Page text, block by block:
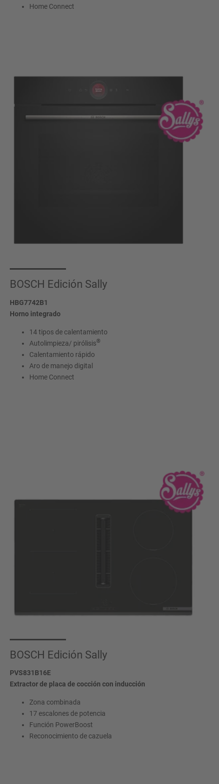
Home Connect
BOSCH Edición Sally
HBG7742B1
Horno integrado
14 tipos de calentamiento
Autolimpieza/ pirólisis®
Calentamiento rápido
Aro de manejo digital
Home Connect
BOSCH Edición Sally
PVS831B16E
Extractor de placa de cocción con inducción
Zona combinada
17 escalones de potencia
Función PowerBoost
Reconocimiento de cazuela